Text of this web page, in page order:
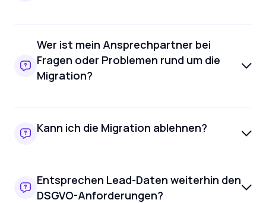
Wer ist mein Ansprechpartner bei
Fragen oder Problemen rund um die
Migration?
Kann ich die Migration ablehnen?
Entsprechen Lead-Daten weiterhin den
DSGVO-Anforderungen?